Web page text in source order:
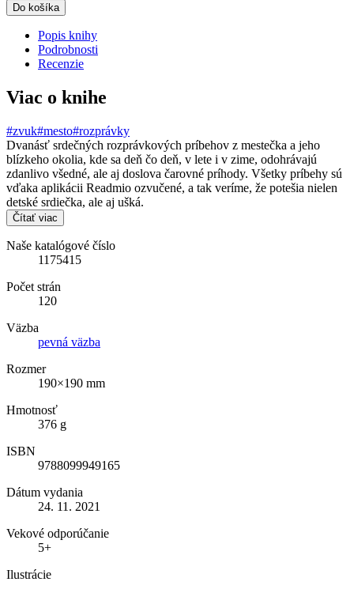
Do košíka
Popis knihy
Podrobnosti
Recenzie
Viac o knihe
#zvuk#mesto#rozprávky
Dvanásť srdečných rozprávkových príbehov z mestečka a jeho
blízkeho okolia, kde sa deň čo deň, v lete i v zime, odohrávajú
zdanlivo všedné, ale aj doslova čarovné príhody. Všetky príbehy sú
vďaka aplikácii Readmio ozvučené, a tak veríme, že potešia nielen
detské srdiečka, ale aj ušká.
Čítať viac
Naše katalógové číslo
1175415
Počet strán
120
Väzba
pevná väzba
Rozmer
190×190 mm
Hmotnosť
376 g
ISBN
9788099949165
Dátum vydania
24. 11. 2021
Vekové odporúčanie
5+
Ilustrácie